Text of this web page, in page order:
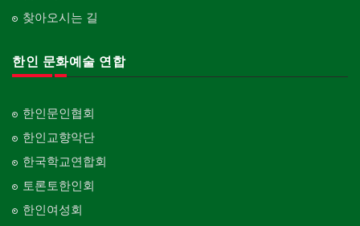
찾아오시는 길
한인 문화예술 연합
한인문인협회
한인교향악단
한국학교연합회
토론토한인회
한인여성회